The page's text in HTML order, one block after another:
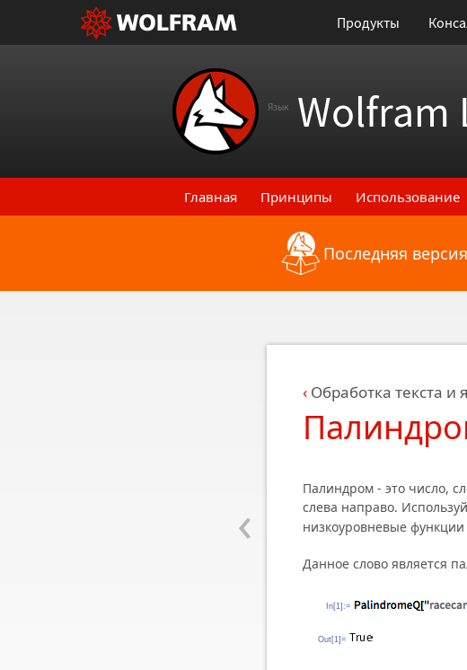
Продукты
Язык Wolfram
Главная Принципы Использование
Назад к последнимПоследняя
‹
Обработка текста и
Палиндром - это число,
слева направо.
низкоуровневые
Данное слово является
In[1]:=
Out[1]=